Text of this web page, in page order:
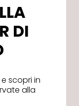
DI
scopri in
alla